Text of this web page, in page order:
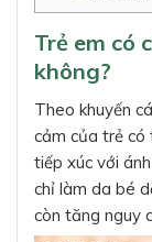
Trẻ em có
không?
Theo khuyến
cảm của trẻ
tiếp xúc với
chỉ làm da bé
còn tăng nguy